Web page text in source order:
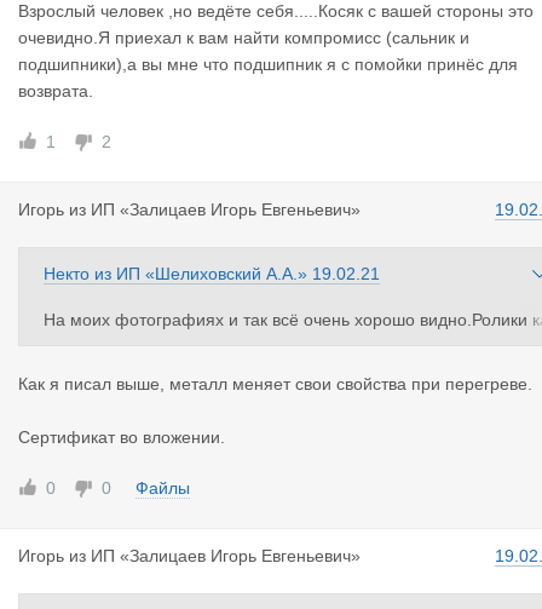
Взрослый человек ,но ведёте себя.....Косяк с вашей стороны это
очевидно.Я приехал к вам найти компромисс (сальник и
подшипники),а вы мне что подшипник я с помойки принёс для
возврата.
1 2
Игорь из ИП «Залицаев Игорь Евгеньевич»
Некто из ИП «Шелиховский А.А.» 19.02.21
На моих фотографиях и так всё очень хорошо видно.Ролики
Как я писал выше, металл меняет свои свойства при перегреве.
Сертификат во вложении.
0 0 Файлы
Игорь из ИП «Залицаев Игорь Евгеньевич»